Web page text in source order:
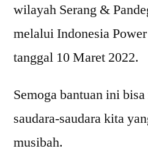
wilayah Serang &
melalui Indonesia
tanggal 10 Maret 2022.
Semoga bantuan ini
saudara-saudara kita
musibah.